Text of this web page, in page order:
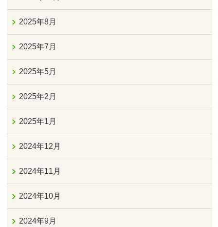
2025年8月
2025年7月
2025年5月
2025年2月
2025年1月
2024年12月
2024年11月
2024年10月
2024年9月